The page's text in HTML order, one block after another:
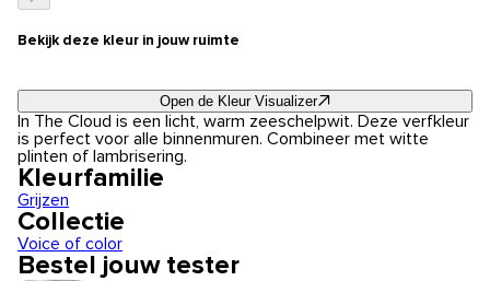
Bekijk deze kleur in jouw ruimte
Open de Kleur Visualizer
In The Cloud is een licht, warm zeeschelpwit. Deze verfkleur
is perfect voor alle binnenmuren. Combineer met witte
plinten of lambrisering.
Kleurfamilie
Grijzen
Collectie
Voice of color
Bestel jouw tester